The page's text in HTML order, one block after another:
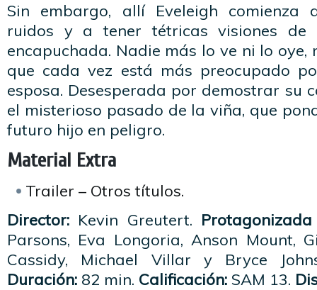
Sin embargo, allí Eveleigh comienza
ruidos y a tener tétricas visiones de
encapuchada. Nadie más lo ve ni lo oye,
que cada vez está más preocupado
esposa. Desesperada por demostrar su
el misterioso pasado de la viña, que
futuro hijo en peligro.
Material Extra
Trailer – Otros títulos.
Director: Kevin Greutert.
Parsons, Eva Longoria, Anson Mount,
Cassidy, Michael Villar y Bryce
Duración: 82 min. Calificación: SAM 13.